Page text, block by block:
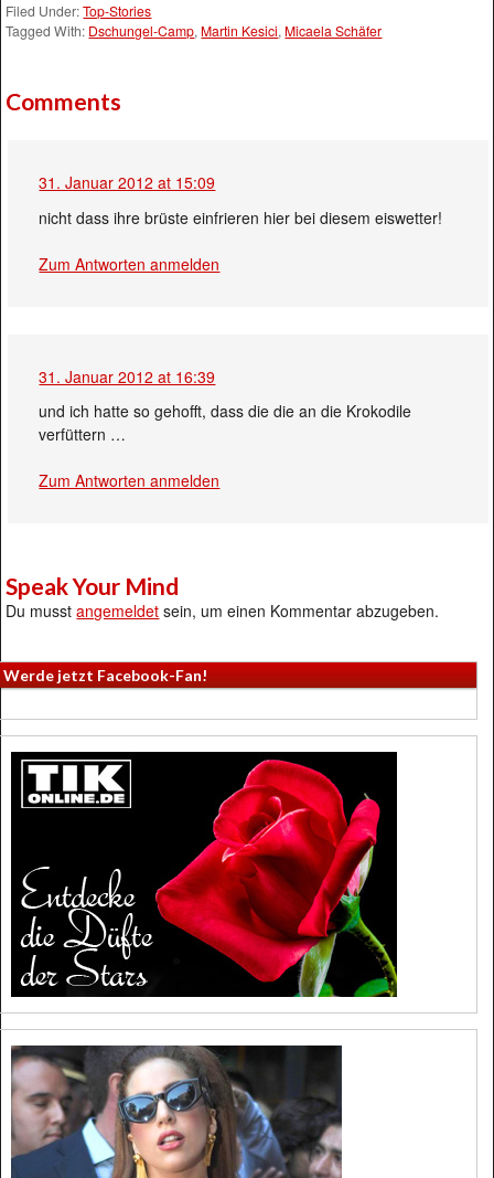
Filed Under:Top-Stories
Tagged With: Dschungel-Camp, Martin Kesici, Micaela Schäfer
Comments
31. Januar 2012 at 15:09
nicht dass ihre brüste einfrieren hier bei diesem eiswetter!
Zum Antworten anmelden
31. Januar 2012 at 16:39
und ich hatte so gehofft, dass die die an die Krokodile
verfüttern …
Zum Antworten anmelden
Speak Your Mind
Du musstangemeldet sein, um einen Kommentar abzugeben.
Werde jetzt Facebook-Fan!